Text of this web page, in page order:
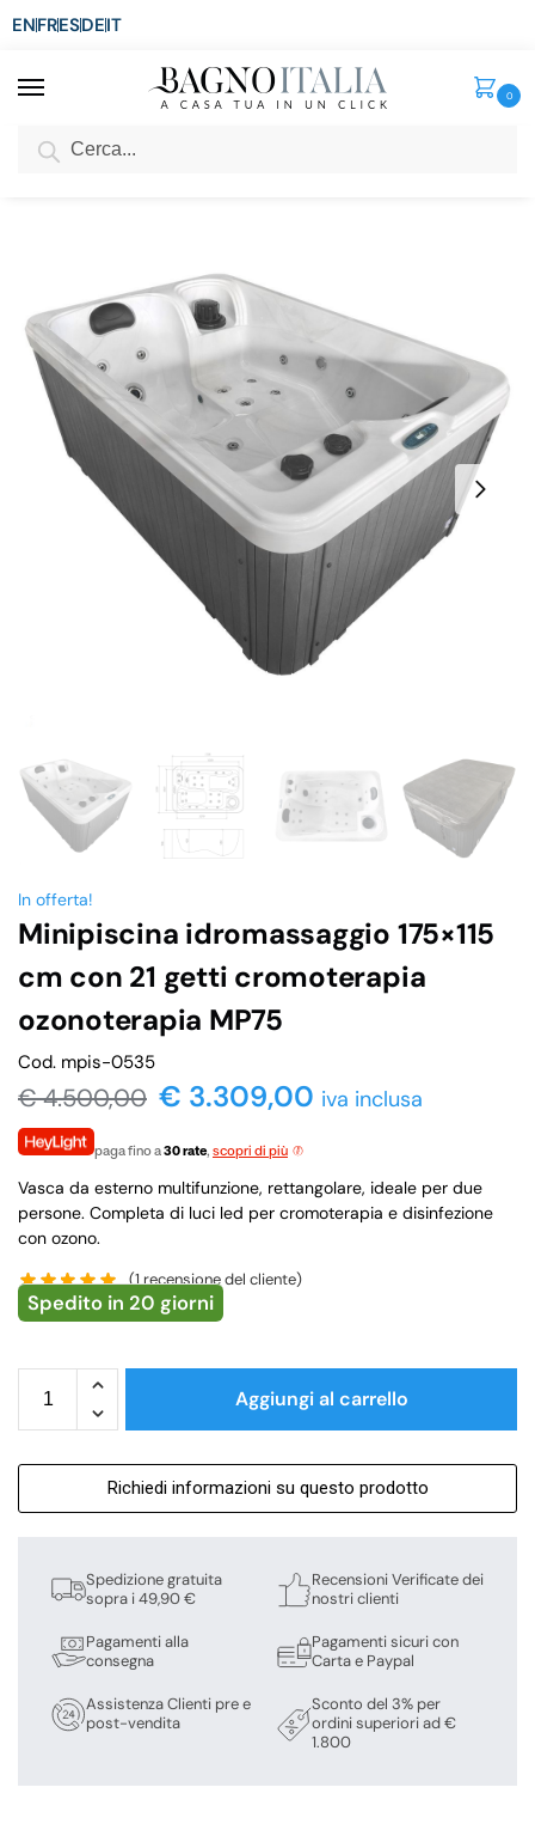
ENFRESDEIT
0
SCONTO del 3%
In offerta!
Minipiscina idromassaggio 175×115
cm con 21 getti cromoterapia
ozonoterapia MP75
Cod. mpis-0535
€4.500,00 € 3.309,00 iva inclusa
paga fino a30 rate, scopri di più
Vasca da esterno multifunzione, rettangolare, ideale per due
persone. Completa di luci led per cromoterapia e disinfezione
con ozono.
(1recensione del cliente)
Spedito in 20 giorni
Aggiungi al carrello
Richiedi informazioni su questo prodotto
Spedizione gratuita
sopra i 49,90 €
Pagamenti alla
consegna
Assistenza Clienti pre e
post-vendita
Recensioni Verificate dei
nostri clienti
Pagamenti sicuri con
Carta e Paypal
Sconto del 3% per
ordini superiori ad €
1.800